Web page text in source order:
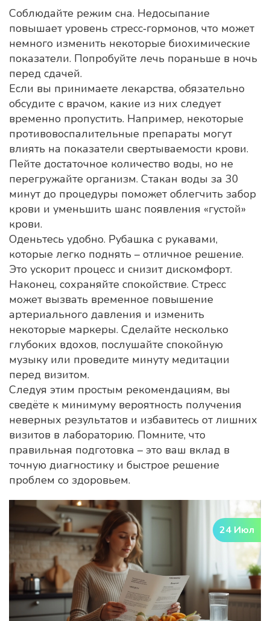
Соблюдайте режим сна. Недосыпание
повышает уровень стресс‑гормонов, что может
немного изменить некоторые биохимические
показатели. Попробуйте лечь пораньше в ночь
перед сдачей.
Если вы принимаете лекарства, обязательно
обсудите с врачом, какие из них следует
временно пропустить. Например, некоторые
противовоспалительные препараты могут
влиять на показатели свертываемости крови.
Пейте достаточное количество воды, но не
перегружайте организм. Стакан воды за 30
минут до процедуры поможет облегчить забор
крови и уменьшить шанс появления «густой»
крови.
Оденьтесь удобно. Рубашка с рукавами,
которые легко поднять – отличное решение.
Это ускорит процесс и снизит дискомфорт.
Наконец, сохраняйте спокойствие. Стресс
может вызвать временное повышение
артериального давления и изменить
некоторые маркеры. Сделайте несколько
глубоких вдохов, послушайте спокойную
музыку или проведите минуту медитации
перед визитом.
Следуя этим простым рекомендациям, вы
сведёте к минимуму вероятность получения
неверных результатов и избавитесь от лишних
визитов в лабораторию. Помните, что
правильная подготовка – это ваш вклад в
точную диагностику и быстрое решение
проблем со здоровьем.
24 Июл